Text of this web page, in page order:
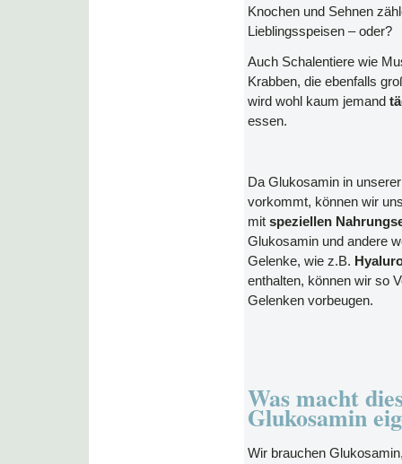
Knochen und Sehnen
Lieblingsspeisen – oder?
Auch Schalentiere wie
Krabben, die ebenfalls
wird wohl kaum jemand
essen.
Da Glukosamin in
vorkommt, können wir
mit speziellen
Glukosamin und andere
Gelenke, wie z.B.
enthalten, können wir so
Gelenken vorbeugen.
Was macht
Glukosamin
Wir brauchen